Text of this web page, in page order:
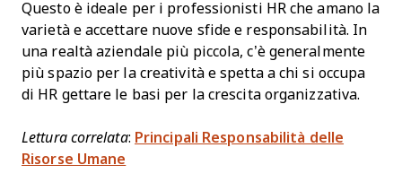
Questo è ideale per i professionisti HR che amano la
varietà e accettare nuove sfide e responsabilità. In
una realtà aziendale più piccola, c’è generalmente
più spazio per la creatività e spetta a chi si occupa
di HR gettare le basi per la crescita organizzativa.
Lettura correlata: Principali Responsabilità delle
Risorse Umane